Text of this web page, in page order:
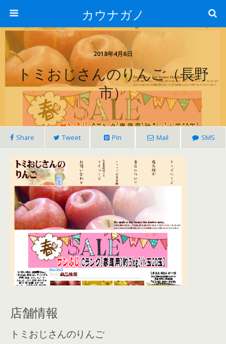
カウナガノ
2018年4月6日
トミおじさんのりんご（長野
市）
Share Tweet Pin Mail SMS
店舗情報
トミおじさんのりんご